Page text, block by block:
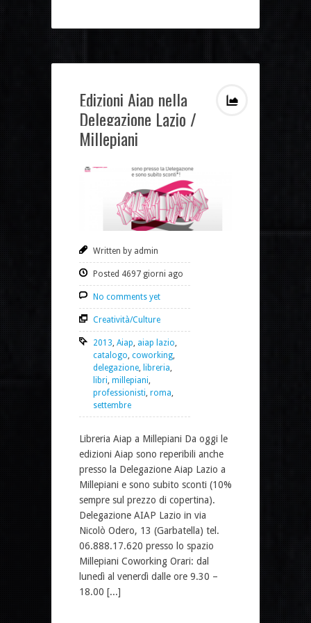
Edizioni Aiap nella
Delegazione Lazio /
Millepiani
Written by admin
Posted 4697 giorni ago
No comments yet
Creatività/Culture
2013, Aiap, aiap lazio,
catalogo, coworking,
delegazione, libreria,
libri, millepiani,
professionisti, roma,
settembre
Libreria Aiap a Millepiani Da oggi le
edizioni Aiap sono reperibili anche
presso la Delegazione Aiap Lazio a
Millepiani e sono subito sconti (10%
sempre sul prezzo di copertina).
Delegazione AIAP Lazio in via
Nicolò Odero, 13 (Garbatella) tel.
06.888.17.620 presso lo spazio
Millepiani Coworking Orari: dal
lunedì al venerdì dalle ore 9.30 –
18.00 [...]